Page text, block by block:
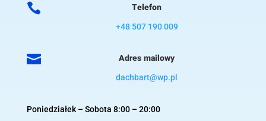
 Telefon
+48 507 190 009
 Adres mailowy
dachbart@wp.pl
Poniedziałek – Sobota 8:00 – 20:00